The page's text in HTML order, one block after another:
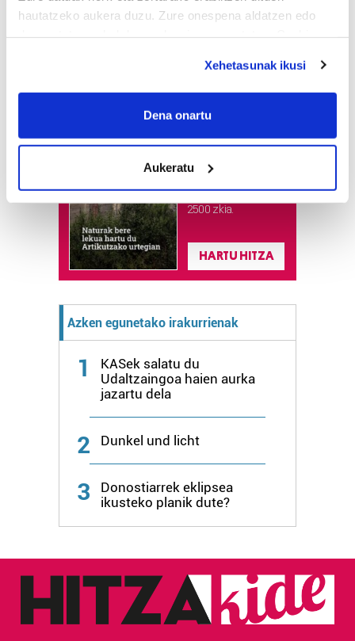
hautatzeko aukera duzu. Zure onespena aldatzen edo
If you allow, we would also like to:
Collect information about your geographical
meters
Identify your device by actively scanning it for
specific characteristics (fingerprinting)
Find out more about how your personal data is processed
and set your preferences in the
Guk eta gure bazkideek zure datu pertsonalak
teknologia erabiliz, cookieak adibidez, iragarki eta eduki
pertsonalizatuak eskaintzeko, iragarkiak eta edukia
neurtzeko, jendeari buruzko informazioa biltzeko eta
produktuak garatzeko. Zure datuak nork eta zertarako
erabiltzen dituen hauta dezakezu.
Bazkide batzuek ez dizute baimenik eskatzen, eta beren
interes komertzial legitimoetan babesten dira. Ikusi gure
dezakezun ikusteko.
datuen atalean. Edozein unetan alda edo ken dezakezu
zure baimena Cookieen adierazpenean.
Xehetasunak ikusi
Dena onartu
Aukeratu
Naturak bere
Artikutzako
urtegian
2.500 zkia.
HARTU HITZA
Azken egunetako irakurrienak
1
KASek salatu du
Udaltzaingoa haien aurka
jazartu dela
2 Dunkel und licht
3
Donostiarrek eklipsea
ikusteko planik dute?